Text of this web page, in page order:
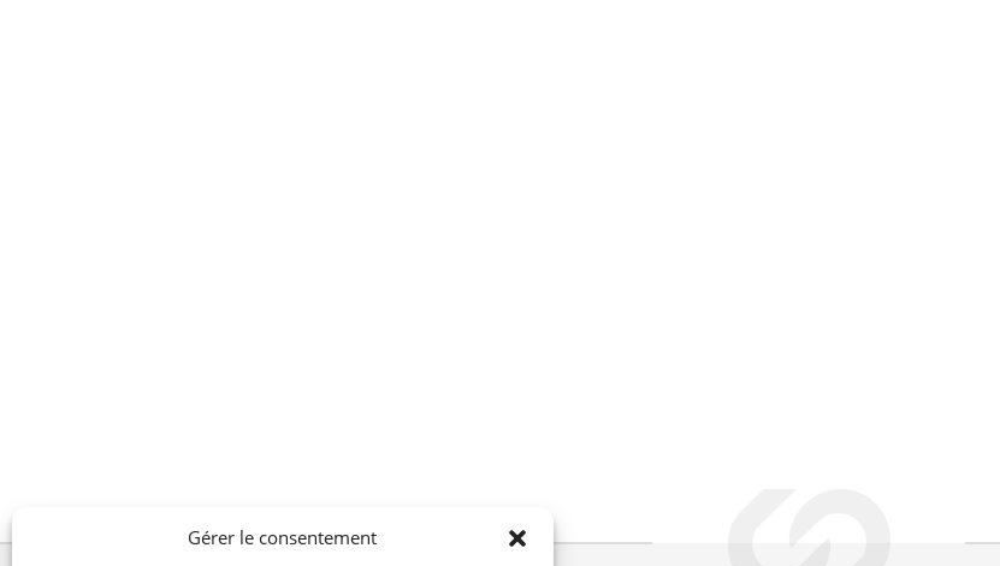
Gérer le consentement